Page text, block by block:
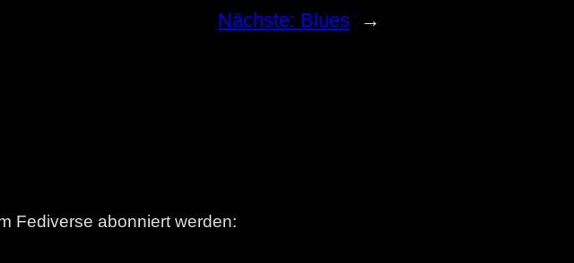
Nächste: Blues →
Fediverse abonniert werden: